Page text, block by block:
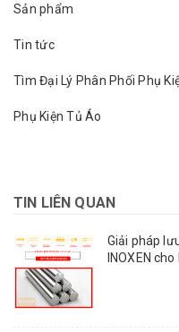
Sản phẩm
Tin tức
Tìm Đại Lý Phân Phối Phụ
Phụ Kiện Tủ Áo
TIN LIÊN QUAN
Giải pháp
INOXEN